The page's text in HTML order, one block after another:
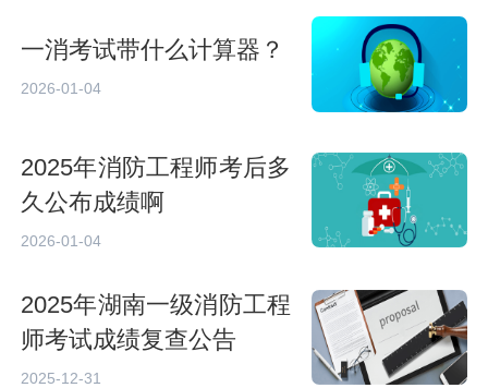
一消考试带什么计算器？
2026-01-04
2025年消防工程师考后多
久公布成绩啊
2026-01-04
2025年湖南一级消防工程
师考试成绩复查公告
2025-12-31